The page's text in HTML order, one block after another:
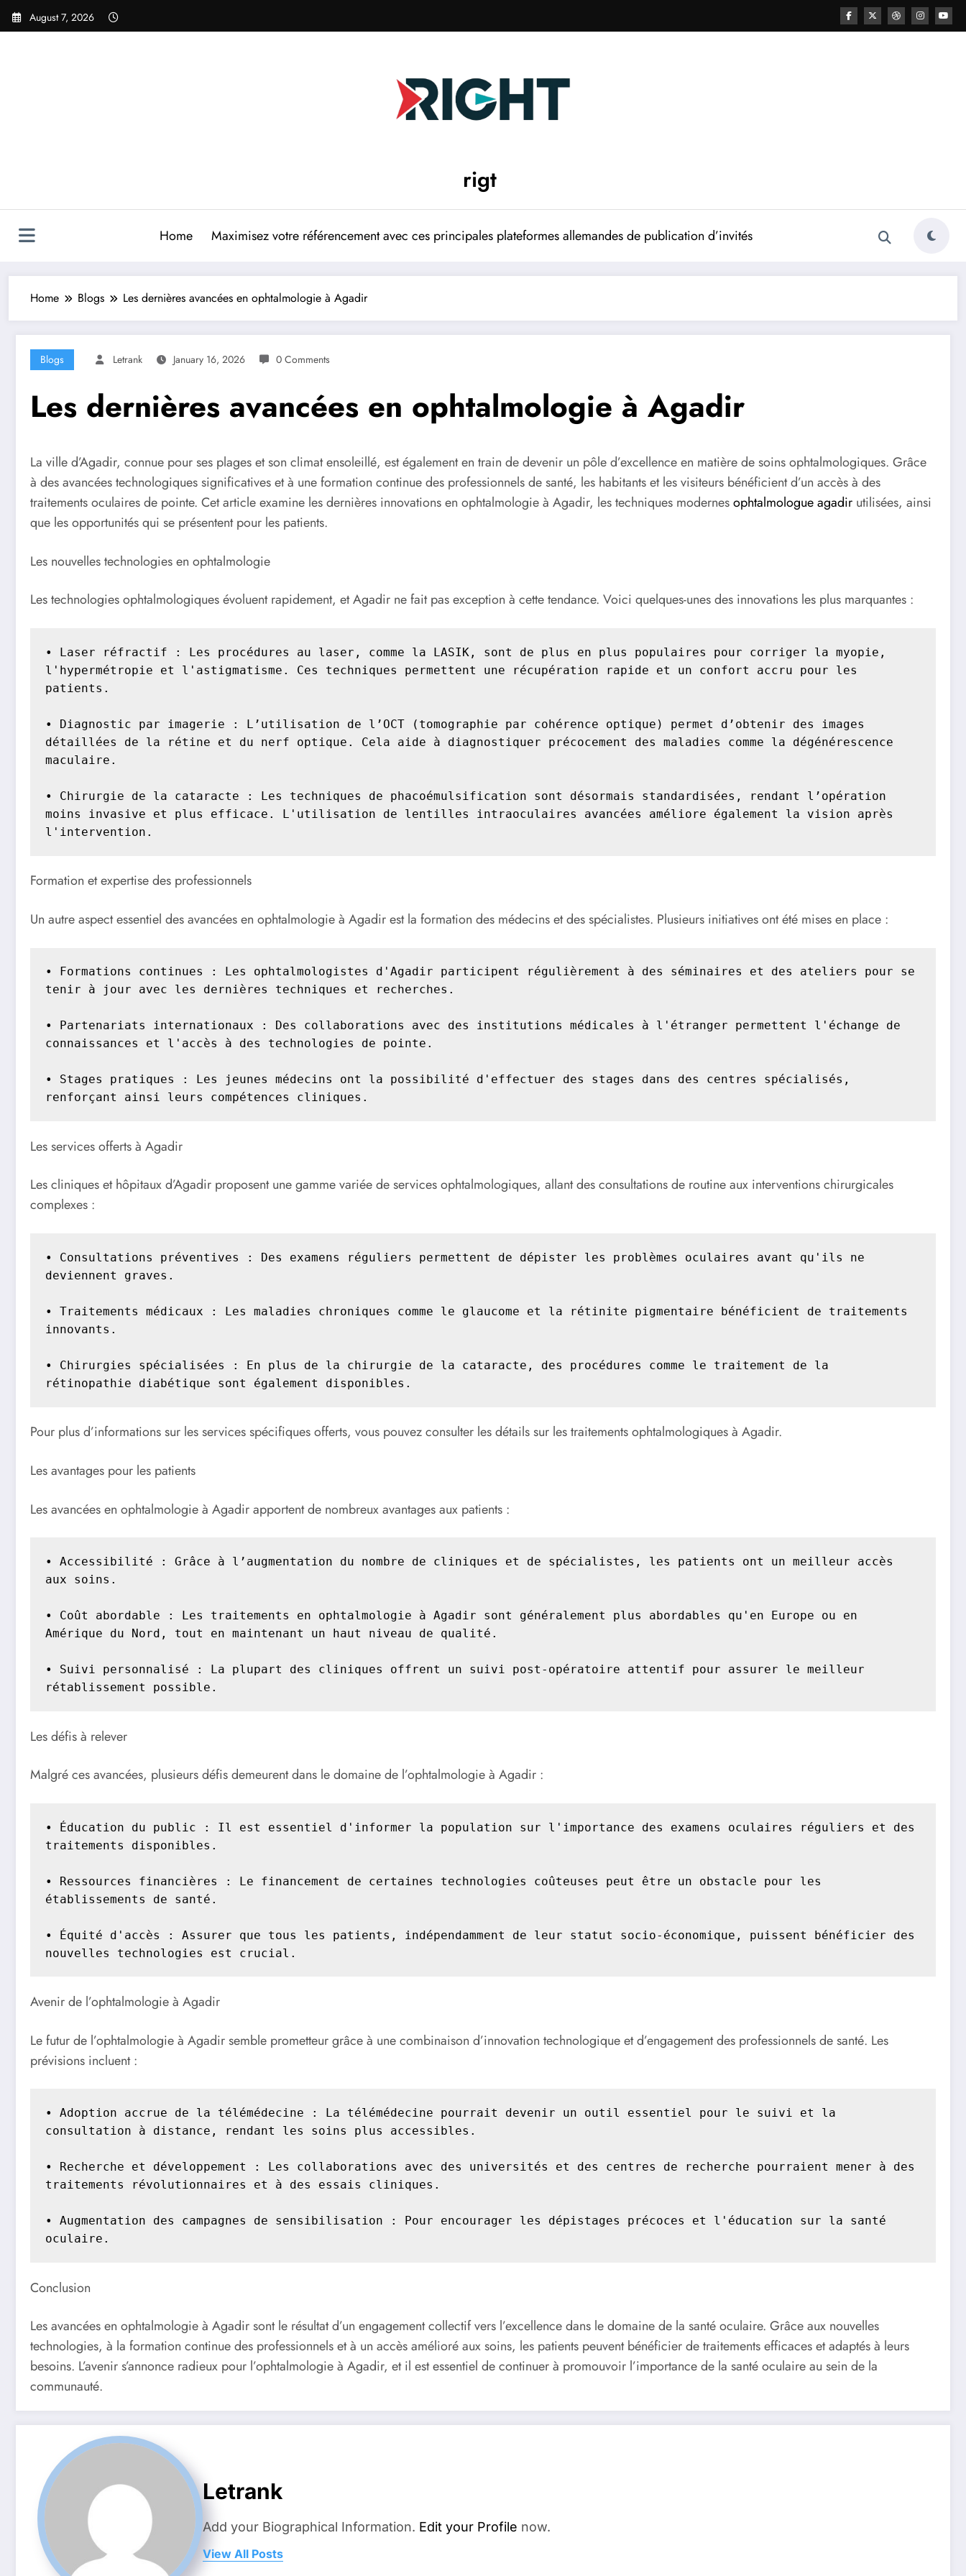
Skip
August 7, 2026
rigt
Home Maximisez votre référencement avec ces principales plateformes allemandes de publication d’invités
Home Blogs Les dernières avancées en ophtalmologie à Agadir
Blogs Letrank January 16, 2026 0 Comments
Les dernières avancées en ophtalmologie à Agadir
La ville d’Agadir, connue pour ses plages et son climat ensoleillé, est également en train de devenir un pôle d’excellence en matière de soins ophtalmologiques. Grâce
à des avancées technologiques significatives et à une formation continue des professionnels de santé, les habitants et les visiteurs bénéficient d’un accès à des
traitements oculaires de pointe. Cet article examine les dernières innovations en ophtalmologie à Agadir, les techniques modernesophtalmologue agadir utilisées, ainsi
que les opportunités qui se présentent pour les patients.
Les nouvelles technologies en ophtalmologie
Les technologies ophtalmologiques évoluent rapidement, et Agadir ne fait pas exception à cette tendance. Voici quelques-unes des innovations les plus marquantes :
• Laser réfractif : Les procédures au laser, comme la LASIK, sont de plus en plus populaires pour corriger la myopie,
l'hypermétropie et l'astigmatisme. Ces techniques permettent une récupération rapide et un confort accru pour les
patients.
• Diagnostic par imagerie : L’utilisation de l’OCT (tomographie par cohérence optique) permet d’obtenir des images
détaillées de la rétine et du nerf optique. Cela aide à diagnostiquer précocement des maladies comme la dégénérescence
maculaire.
• Chirurgie de la cataracte : Les techniques de phacoémulsification sont désormais standardisées, rendant l’opération
moins invasive et plus efficace. L'utilisation de lentilles intraoculaires avancées améliore également la vision après
l'intervention.
Formation et expertise des professionnels
Un autre aspect essentiel des avancées en ophtalmologie à Agadir est la formation des médecins et des spécialistes. Plusieurs initiatives ont été mises en place :
• Formations continues : Les ophtalmologistes d'Agadir participent régulièrement à des séminaires et des ateliers pour se
tenir à jour avec les dernières techniques et recherches.
• Partenariats internationaux : Des collaborations avec des institutions médicales à l'étranger permettent l'échange de
connaissances et l'accès à des technologies de pointe.
• Stages pratiques : Les jeunes médecins ont la possibilité d'effectuer des stages dans des centres spécialisés,
renforçant ainsi leurs compétences cliniques.
Les services offerts à Agadir
Les cliniques et hôpitaux d’Agadir proposent une gamme variée de services ophtalmologiques, allant des consultations de routine aux interventions chirurgicales
complexes :
• Consultations préventives : Des examens réguliers permettent de dépister les problèmes oculaires avant qu'ils ne
deviennent graves.
• Traitements médicaux : Les maladies chroniques comme le glaucome et la rétinite pigmentaire bénéficient de traitements
innovants.
• Chirurgies spécialisées : En plus de la chirurgie de la cataracte, des procédures comme le traitement de la
rétinopathie diabétique sont également disponibles.
Pour plus d’informations sur les services spécifiques offerts, vous pouvez consulter les détails sur les traitements ophtalmologiques à Agadir.
Les avantages pour les patients
Les avancées en ophtalmologie à Agadir apportent de nombreux avantages aux patients :
• Accessibilité : Grâce à l’augmentation du nombre de cliniques et de spécialistes, les patients ont un meilleur accès
aux soins.
• Coût abordable : Les traitements en ophtalmologie à Agadir sont généralement plus abordables qu'en Europe ou en
Amérique du Nord, tout en maintenant un haut niveau de qualité.
• Suivi personnalisé : La plupart des cliniques offrent un suivi post-opératoire attentif pour assurer le meilleur
rétablissement possible.
Les défis à relever
Malgré ces avancées, plusieurs défis demeurent dans le domaine de l’ophtalmologie à Agadir :
• Éducation du public : Il est essentiel d'informer la population sur l'importance des examens oculaires réguliers et des
traitements disponibles.
• Ressources financières : Le financement de certaines technologies coûteuses peut être un obstacle pour les
établissements de santé.
• Équité d'accès : Assurer que tous les patients, indépendamment de leur statut socio-économique, puissent bénéficier des
nouvelles technologies est crucial.
Avenir de l’ophtalmologie à Agadir
Le futur de l’ophtalmologie à Agadir semble prometteur grâce à une combinaison d’innovation technologique et d’engagement des professionnels de santé. Les
prévisions incluent :
• Adoption accrue de la télémédecine : La télémédecine pourrait devenir un outil essentiel pour le suivi et la
consultation à distance, rendant les soins plus accessibles.
• Recherche et développement : Les collaborations avec des universités et des centres de recherche pourraient mener à des
traitements révolutionnaires et à des essais cliniques.
• Augmentation des campagnes de sensibilisation : Pour encourager les dépistages précoces et l'éducation sur la santé
oculaire.
Conclusion
Les avancées en ophtalmologie à Agadir sont le résultat d’un engagement collectif vers l’excellence dans le domaine de la santé oculaire. Grâce aux nouvelles
technologies, à la formation continue des professionnels et à un accès amélioré aux soins, les patients peuvent bénéficier de traitements efficaces et adaptés à leurs
besoins. L’avenir s’annonce radieux pour l’ophtalmologie à Agadir, et il est essentiel de continuer à promouvoir l’importance de la santé oculaire au sein de la
communauté.
Letrank
Add your Biographical Information. Edit your Profile now.
View All Posts